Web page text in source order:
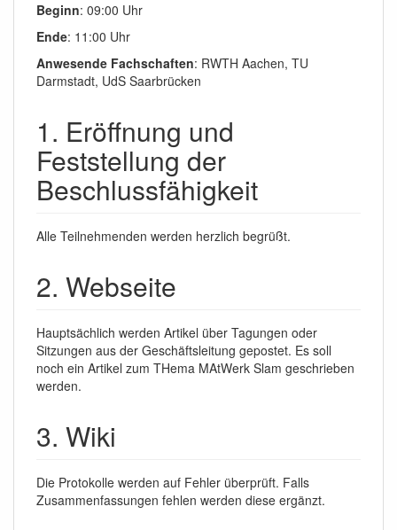
Beginn: 09:00 Uhr
Ende: 11:00 Uhr
Anwesende Fachschaften: RWTH Aachen, TU
Darmstadt, UdS Saarbrücken
1. Eröffnung und
Feststellung der
Beschlussfähigkeit
Alle Teilnehmenden werden herzlich begrüßt.
2. Webseite
Hauptsächlich werden Artikel über Tagungen oder
Sitzungen aus der Geschäftsleitung gepostet. Es soll
noch ein Artikel zum THema MAtWerk Slam geschrieben
werden.
3. Wiki
Die Protokolle werden auf Fehler überprüft. Falls
Zusammenfassungen fehlen werden diese ergänzt.